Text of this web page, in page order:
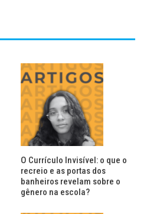
O Currículo Invisível: o que o
recreio e as portas dos
banheiros revelam sobre o
gênero na escola?